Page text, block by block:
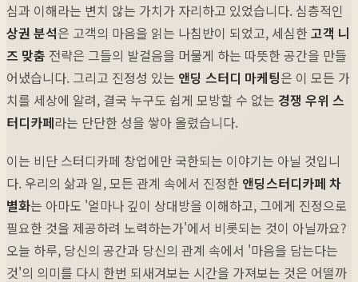
심과 이해라는 변치 않는 가치가 자리하고 있었습니다. 심층적인
상권 분석은 고객의 마음을 읽는 나침반이 되었고, 세심한고객 니
즈 맞춤 전략은 그들의 발걸음을 머물게 하는 따뜻한 공간을 만들
어냈습니다. 그리고 진정성 있는 앤딩 스터디 마케팅은 이 모든 가
치를 세상에 알려, 결국 누구도 쉽게 모방할 수 없는 경쟁 우위 스
터디카페라는 단단한 성을 쌓아 올렸습니다.
이는 비단 스터디카페 창업에만 국한되는 이야기는 아닐 것입니
다. 우리의 삶과 일, 모든 관계 속에서 진정한 앤딩스터디카페 차
별화는 아마도 '얼마나 깊이 상대방을 이해하고, 그에게 진정으로
필요한 것을 제공하려 노력하는가'에서 비롯되는 것이 아닐까요?
오늘 하루, 당신의 공간과 당신의 관계 속에서 '마음을 담는다는
것'의 의미를 다시 한번 되새겨보는 시간을 가져보는 것은 어떨까